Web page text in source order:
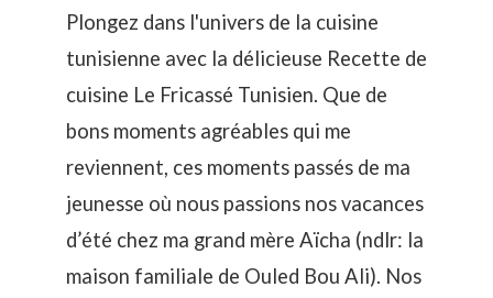
Plongez dans l'univers de la cuisine
tunisienne avec la délicieuse Recette de
cuisine Le Fricassé Tunisien. Que de
bons moments agréables qui me
reviennent, ces moments passés de ma
jeunesse où nous passions nos vacances
d’été chez ma grand mère Aïcha (ndlr: la
maison familiale de Ouled Bou Ali). Nos